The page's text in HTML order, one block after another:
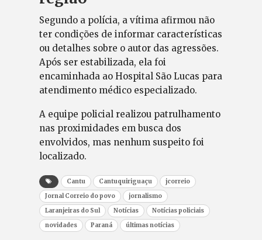
Segundo a polícia, a vítima afirmou não
ter condições de informar características
ou detalhes sobre o autor das agressões.
Após ser estabilizada, ela foi
encaminhada ao Hospital São Lucas para
atendimento médico especializado.
A equipe policial realizou patrulhamento
nas proximidades em busca dos
envolvidos, mas nenhum suspeito foi
localizado.
Cantu Cantuquiriguaçu
jcorreio
Jornal Correio do povo
jornalismo
Laranjeiras do Sul
Notícias
Notícias policiais
novidades
Paraná últimas notícias